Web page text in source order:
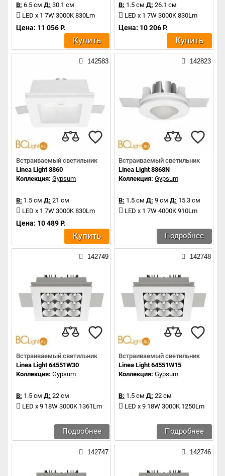
В: 6.5 см Д: 30.1 см
LED x 1 7W 3000K 830Lm
Цена: 11 056 Р.
Купить
В: 1.5 см Д: 26.1 см
LED x 1 7W 3000K 830Lm
Цена: 10 206 Р.
Купить
142583
Встраиваемый светильник
Linea Light 8860
Коллекция: Gypsum
В: 1.5 см Д: 21 см
LED x 1 7W 3000K 830Lm
Цена: 10 489 Р.
Купить
142823
Встраиваемый светильник
Linea Light 8868N
Коллекция: Gypsum
В: 1.5 см Д: 9 см Д: 15.3 см
LED x 1 7W 4000K 910Lm
Подробнее
142749
Встраиваемый светильник
Linea Light 64551W30
Коллекция: Gypsum
В: 1.5 см Д: 22 см
LED x 9 18W 3000K 1361Lm
Подробнее
142748
Встраиваемый светильник
Linea Light 64551W15
Коллекция: Gypsum
В: 1.5 см Д: 22 см
LED x 9 18W 3000K 1250Lm
Подробнее
142747 142746